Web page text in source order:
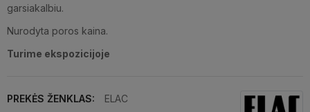
garsiakalbiu.
Nurodyta poros kaina.
Turime ekspozicijoje
PREKĖS ŽENKLAS: ELAC